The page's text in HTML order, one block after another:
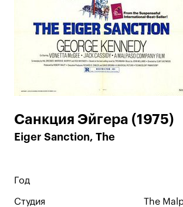
Санкция Эйгера (1975)
Eiger Sanction, The
Год
Студия
The